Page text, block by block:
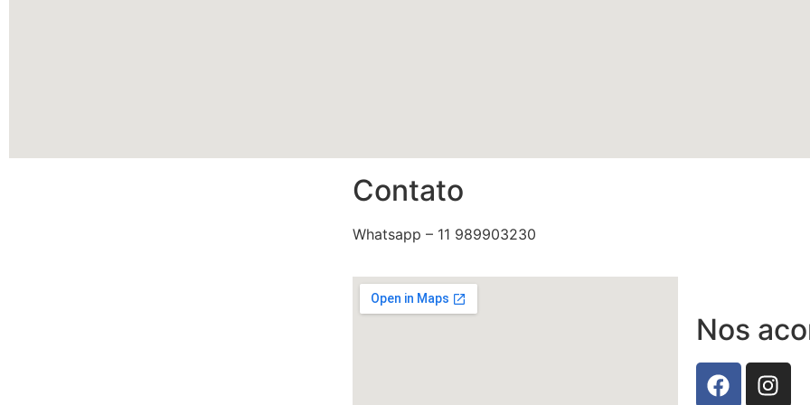
Contato
Whatsapp – 11 989903230
Nos